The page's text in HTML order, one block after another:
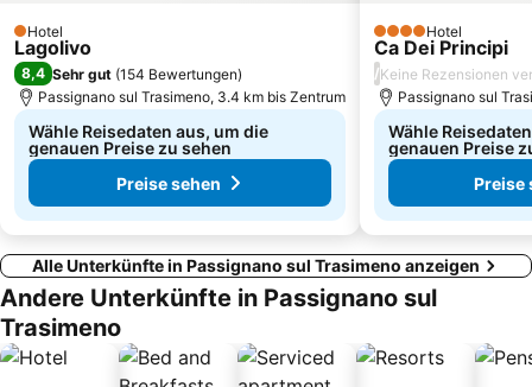
Centro Storico
Montefollonico
Castelmuzio
Palazzo Piccolomini
1 Sterne
Hotel
Lagolivo
8,4 Sehr gut (154 Bewertungen)
Passignano sul Trasimeno, 3.4 km bis Zentrum
Wähle Reisedaten aus, um die
genauen Preise zu sehen
Preise sehen
4 SterneHotel
Ca Dei Principi
/Keine Rezensionen
Passignano sul
Wähle
genauen Preise
Preise
Alle Unterkünfte in Passignano sul Trasimeno anzeigen
Andere Unterkünfte in Passignano sul
Trasimeno